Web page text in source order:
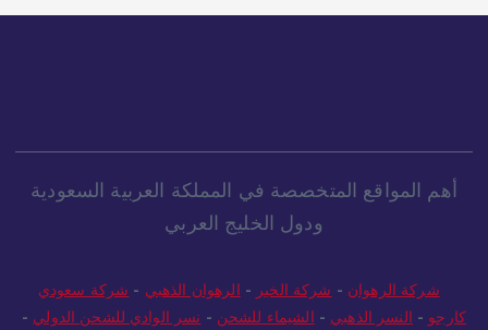
أهم المواقع المتخصصة في المملكة العربية السعودية
ودول الخليج العربي
شركة الرهوان - شركة الخير - الرهوان الذهبي - شركة سعودي
كارجو - النسر الذهبي - الشيماء للشحن - نسر الوادي للشحن الدولي -